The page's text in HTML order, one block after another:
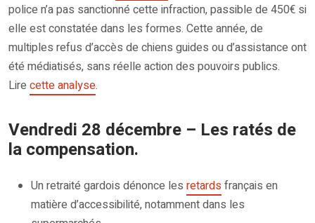
police n’a pas sanctionné cette infraction, passible de 450€ si
elle est constatée dans les formes. Cette année, de
multiples refus d’accès de chiens guides ou d’assistance ont
été médiatisés, sans réelle action des pouvoirs publics.
Lire cette analyse.
Vendredi 28 décembre – Les ratés de
la compensation.
Un retraité gardois dénonce les retardsfrançais en
matière d’accessibilité, notamment dans les